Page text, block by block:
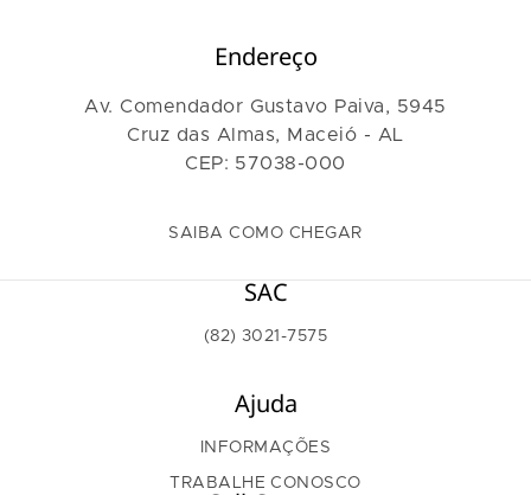
Endereço
Av. Comendador Gustavo Paiva, 5945
Cruz das Almas, Maceió - AL
CEP: 57038-000
SAIBA COMO CHEGAR
SAC
(82) 3021-7575
Ajuda
INFORMAÇÕES
TRABALHE CONOSCO